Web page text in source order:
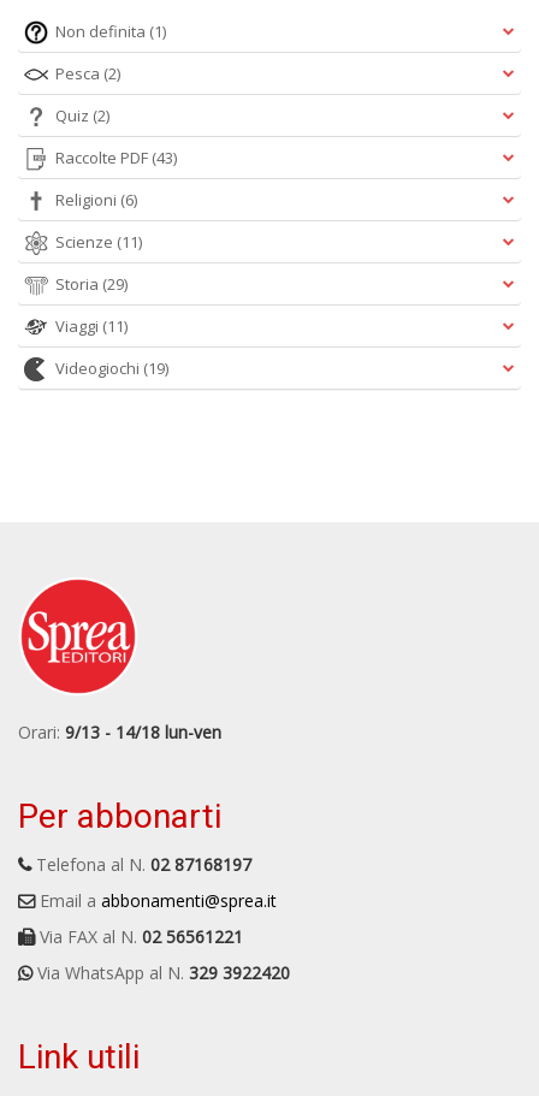
Non definita (1)
Pesca (2)
Quiz (2)
Raccolte PDF (43)
Religioni (6)
Scienze (11)
Storia (29)
Viaggi (11)
Videogiochi (19)
Orari: 9/13 - 14/18 lun-ven
Per abbonarti
Telefona al N. 02 87168197
Email a abbonamenti@sprea.it
Via FAX al N. 02 56561221
Via WhatsApp al N. 329 3922420
Link utili